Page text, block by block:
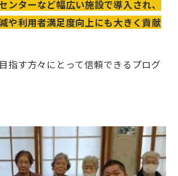
ンターなど幅広い施設で導入され、
や利用者満足度向上にも大きく貢献
指す方々にとって信頼できるプログ